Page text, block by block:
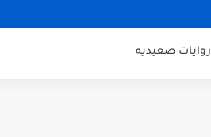
روايات صعيديه